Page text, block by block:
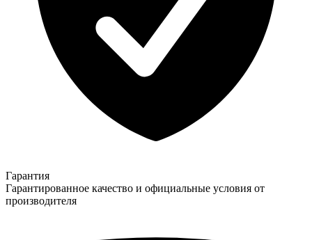
Гарантия
Гарантированное качество и официальные условия от
производителя